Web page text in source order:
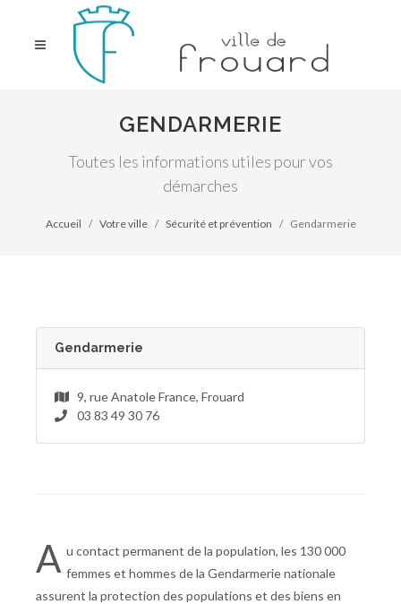
GENDARMERIE
Toutes les informations utiles pour vos
démarches
Accueil Votre ville Sécurité et prévention Gendarmerie
Gendarmerie
9, rue Anatole France, Frouard
03 83 49 30 76
A u contact permanent de la population, les 130 000
femmes et hommes de la Gendarmerie nationale
assurent la protection des populations et des biens en